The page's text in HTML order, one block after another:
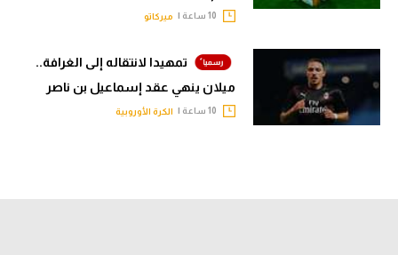
ميركاتو
تمهيدا لانتقاله إلى الغرافة..
ميلان ينهي عقد إسماعيل بن ناصر
الكرة الأوروبية